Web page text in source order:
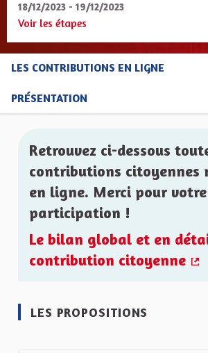
18/12/2023 - 19/12/2023
Voir les étapes
LES CONTRIBUTIONS EN LIGNE
PRÉSENTATION
Retrouvez ci-dessous
contributions citoyennes
en ligne. Merci pour votre
participation !
Le bilan global et en
contribution citoyenne
LES PROPOSITIONS